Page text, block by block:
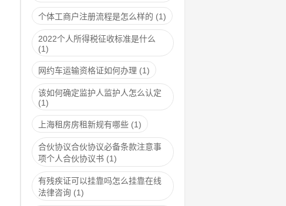
个体工商户注册流程是怎么样的 (1)
2022个人所得税征收标准是什么
(1)
网约车运输资格证如何办理 (1)
该如何确定监护人监护人怎么认定
(1)
上海租房房租新规有哪些 (1)
合伙协议合伙协议必备条款注意事
项个人合伙协议书 (1)
有残疾证可以挂靠吗怎么挂靠在线
法律咨询 (1)